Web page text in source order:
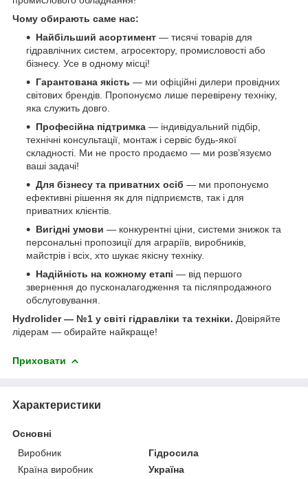
Чому обирають саме нас:
Найбільший асортимент — тисячі товарів для
гідравлічних систем, агросектору, промисловості або
бізнесу. Усе в одному місці!
Гарантована якість — ми офіційні дилери провідних
світових брендів. Пропонуємо лише перевірену техніку,
яка служить довго.
Професійна підтримка — індивідуальний підбір,
технічні консультації, монтаж і сервіс будь-якої
складності. Ми не просто продаємо — ми розв’язуємо
ваші задачі!
Для бізнесу та приватних осіб — ми пропонуємо
ефективні рішення як для підприємств, так і для
приватних клієнтів.
Вигідні умови — конкурентні ціни, системи знижок та
персональні пропозиції для аграріїв, виробників,
майстрів і всіх, хто шукає якісну техніку.
Надійність на кожному етапі — від першого
звернення до пусконалагодження та післяпродажного
обслуговування.
Hydrolider — №1 у світі гідравліки та техніки. Довіряйте
лідерам — обирайте найкраще!
Приховати
Характеристики
Основні
Виробник
Гідросила
Країна виробник
Україна